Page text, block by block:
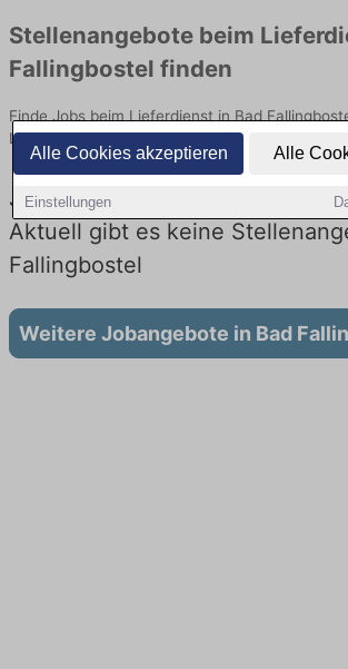
Alle Cookies akzeptieren Alle
Einstellungen
Stellenangebote beim
Fallingbostel finden
Finde Jobs beim Lieferdienst in Bad
Logistik. Jetzt bewerben!
Jobs beim Lieferdienst in Bad
Aktuell gibt es keine
Fallingbostel
Weitere Jobangebote in Bad